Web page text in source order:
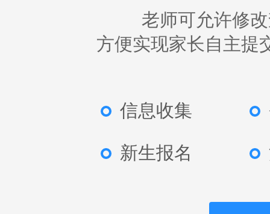
老师可允许修
方便实现家长自主提
信息收集
新生报名